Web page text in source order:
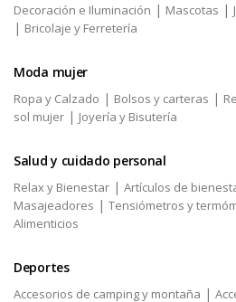
Decoración e Iluminación | Mascotas |
| Bricolaje y Ferretería
Moda mujer
Ropa y Calzado | Bolsos y carteras |
sol mujer | Joyería y Bisutería
Salud y cuidado personal
Relax y Bienestar | Artículos de
Masajeadores | Tensiómetros y
Alimenticios
Deportes
Accesorios de camping y montaña |